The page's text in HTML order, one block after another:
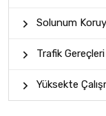
Solunum
Trafik Gereçleri
Yüksekte